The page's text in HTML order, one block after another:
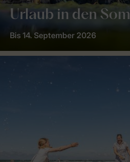
Urlaub in den
Bis 14. September 2026